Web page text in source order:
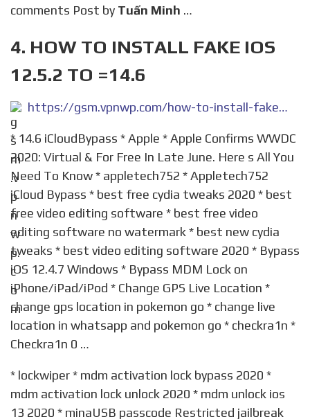
comments Post by Tuấn Minh …
4. HOW TO INSTALL FAKE IOS
12.5.2 TO =14.6
https://gsm.vpnwp.com/how-to-install-fake-ios-12-5-2-to-14-6/
* 14.6 iCloudBypass * Apple * Apple Confirms WWDC
2020: Virtual & For Free In Late June. Here s All You
Need To Know * appletech752 * Appletech752
iCloud Bypass * best free cydia tweaks 2020 * best
free video editing software * best free video
editing software no watermark * best new cydia
tweaks * best video editing software 2020 * Bypass
iOS 12.4.7 Windows * Bypass MDM Lock on
iPhone/iPad/iPod * Change GPS Live Location *
change gps location in pokemon go * change live
location in whatsapp and pokemon go * checkra1n *
Checkra1n 0 …
* lockwiper * mdm activation lock bypass 2020 *
mdm activation lock unlock 2020 * mdm unlock ios
13 2020 * minaUSB passcode Restricted jailbreak